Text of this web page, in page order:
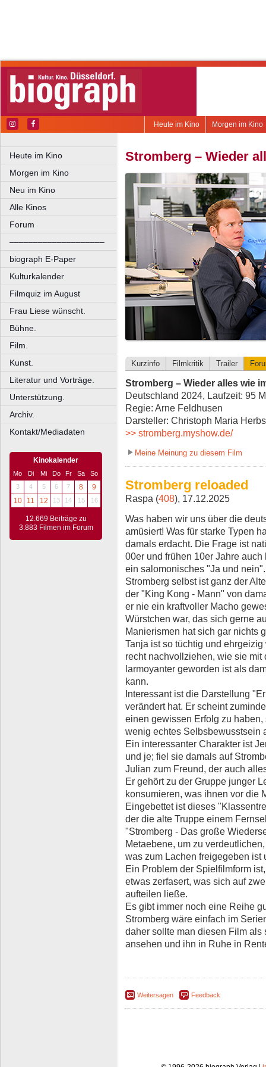
Morgen im Kino
Heute im Kino
Heute im Kino
Morgen im Kino
Neu im Kino
Alle Kinos
Forum
––––––––––––––––––––
biograph E-Paper
Kulturkalender
Filmquiz im August
Frau Liese wünscht.
Bühne.
Film.
Kunst.
Literatur und Vorträge.
Unterstützung.
Archiv.
Kontakt/Mediadaten
Kinokalender
Mo Di Mi Do Fr Sa
So
3
4 5 6 7 8
9
10
11 12 13 14 15 16
12.669 Beiträge zu
3.883 Filmen im Forum
Stromberg – Wieder
Kurzinfo Filmkritik Trailer
Stromberg – Wieder alles wie
Deutschland 2024, Laufzeit: 95
Regie: Arne Feldhusen
Darsteller: Christoph Maria
>> stromberg.myshow.de/
Meine Meinung zu diesem Film
Stromberg reloaded
Raspa (408), 17.12.2025
Was haben wir uns über die
amüsiert! Was für starke Typen
damals erdacht. Die Frage ist
00er und frühen 10er Jahre
ein salomonisches "Ja und nein".
Stromberg selbst ist ganz der
der "King Kong - Mann" von
er nie ein kraftvoller Macho
Würstchen war, das sich gerne
Manierismen hat sich gar nichts
Tanja ist so tüchtig und
recht nachvollziehen, wie sie
larmoyanter geworden ist als
kann.
Interessant ist die Darstellung
verändert hat. Er scheint
einen gewissen Erfolg zu
wenig echtes Selbsbewusstsein
Ein interessanter Charakter ist
und je; fiel sie damals auf
Julian zum Freund, der auch
Er gehört zu der Gruppe junger
konsumieren, was ihnen vor die
Eingebettet ist dieses
der die alte Truppe einem
"Stromberg - Das große
Metaebene, um zu
was zum Lachen freigegeben ist
Ein Problem der Spielfilmform
etwas zerfasert, was sich auf
aufteilen ließe.
Es gibt immer noch eine Reihe
Stromberg wäre einfach im
daher sollte man diesen Film
ansehen und ihn in Ruhe in
Weitersagen Feedback